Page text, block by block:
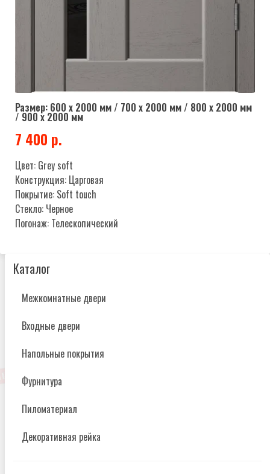
Размер: 600 х 2000 мм / 700 х 2000 мм / 800 х 2000 мм
/ 900 х 2000 мм
7 400 р.
Цвет: Grey soft
Конструкция: Царговая
Покрытие: Soft touch
Стекло: Черное
Погонаж: Телескопический
Каталог
Межкомнатные двери
Входные двери
Напольные покрытия
Фурнитура
Пиломатериал
Декоративная рейка